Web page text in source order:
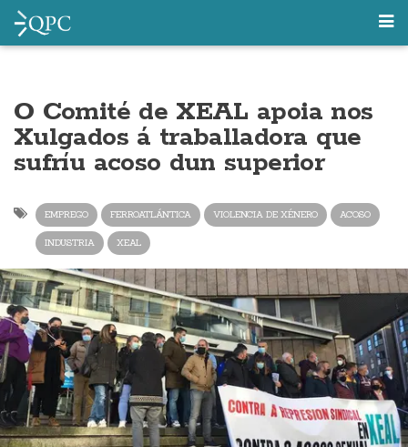
O Comité de XEAL apoia nos
Xulgados á traballadora que
sufríu acoso dun superior
EMPREGO FERROATLÁNTICA VIOLENCIA DE XÉNERO ACOSO
INDUSTRIA XEAL